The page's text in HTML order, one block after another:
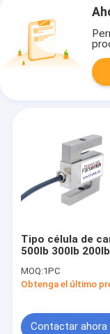
Tipo célula de
500lb 300lb 200lb
RL20000SS S rice
MOQ:1PC
Obtenga el último
Contactar ahora